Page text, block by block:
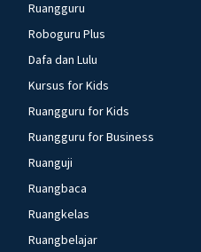
Ruangguru
Roboguru Plus
Dafa dan Lulu
Kursus for Kids
Ruangguru for Kids
Ruangguru for Business
Ruanguji
Ruangbaca
Ruangkelas
Ruangbelajar